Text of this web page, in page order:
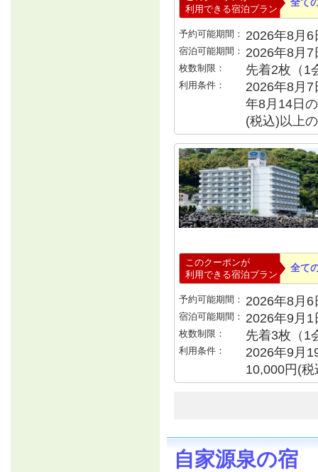
利用できる宿泊プラン
予約可能期間： 2026年8月
宿泊可能期間： 2026年8月
枚数制限： 先着2枚（1
利用条件：
2026年8月
年8月14日
(税込)以上
このクーポンが
利用できる宿泊プラン
全て
予約可能期間： 2026年8月
宿泊可能期間： 2026年9月
枚数制限： 先着3枚（1
利用条件：
2026年9月
10,000円(
自家源泉の宿